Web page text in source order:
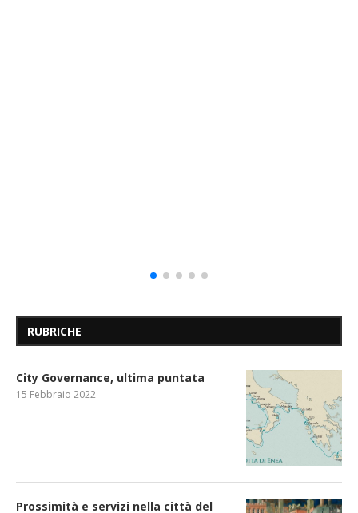
RUBRICHE
City Governance, ultima puntata
15 Febbraio 2022
Prossimità e servizi nella città del